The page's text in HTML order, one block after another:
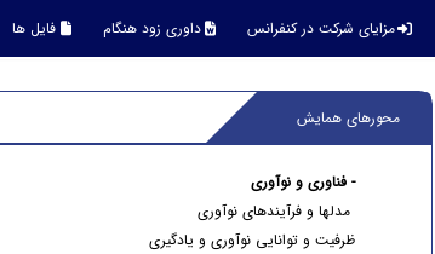
مزایای شرکت در کنفرانس داوری زود هنگام فایل ها
محورهای همایش
- فناوری و نوآوری
مدل­ها و فرآیندهای نوآوری
ظرفیت و توانایی نوآوری و یادگیری